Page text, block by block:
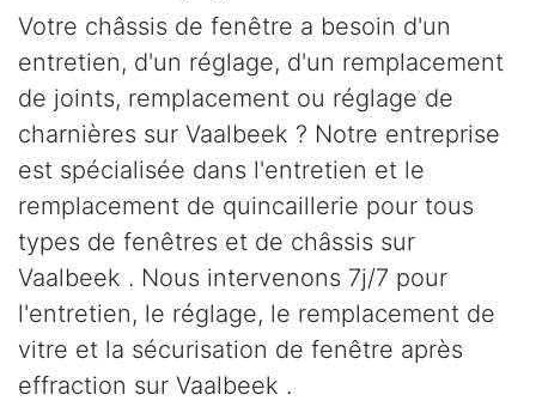
Votre châssis de fenêtre a besoin d'un
entretien, d'un réglage, d'un remplacement
de joints, remplacement ou réglage de
charnières sur Vaalbeek ? Notre entreprise
est spécialisée dans l'entretien et le
remplacement de quincaillerie pour tous
types de fenêtres et de châssis sur
Vaalbeek . Nous intervenons 7j/7 pour
l'entretien, le réglage, le remplacement de
vitre et la sécurisation de fenêtre après
effraction sur Vaalbeek .